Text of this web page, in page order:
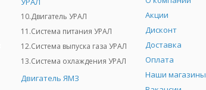
10.Двигатель УРАЛ
11.Система питания УРАЛ
12.Система выпуска газа УРАЛ
13.Система охлаждения УРАЛ
Двигатель ЯМЗ
Акции
Дисконт
Доставка
Оплата
Наши магазины